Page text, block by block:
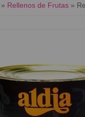
» Rellenos de Frutas»